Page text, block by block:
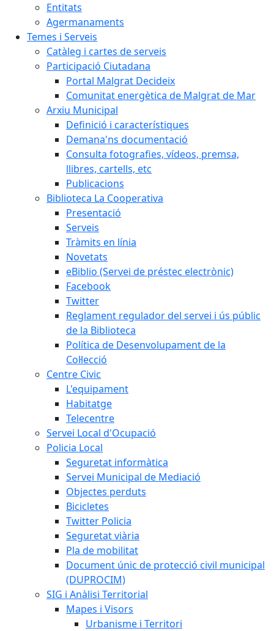
Entitats
Agermanaments
Temes i Serveis
Catàleg i cartes de serveis
Participació Ciutadana
Portal Malgrat Decideix
Comunitat energètica de Malgrat de Mar
Arxiu Municipal
Definició i característiques
Demana'ns documentació
Consulta fotografies, vídeos, premsa,
llibres, cartells, etc
Publicacions
Biblioteca La Cooperativa
Presentació
Serveis
Tràmits en línia
Novetats
eBiblio (Servei de préstec electrònic)
Facebook
Twitter
Reglament regulador del servei i ús públic
de la Biblioteca
Política de Desenvolupament de la
Col·lecció
Centre Civic
L'equipament
Habitatge
Telecentre
Servei Local d'Ocupació
Policia Local
Seguretat informàtica
Servei Municipal de Mediació
Objectes perduts
Bicicletes
Twitter Policia
Seguretat viària
Pla de mobilitat
Document únic de protecció civil municipal
(DUPROCIM)
SIG i Anàlisi Territorial
Mapes i Visors
Urbanisme i Territori